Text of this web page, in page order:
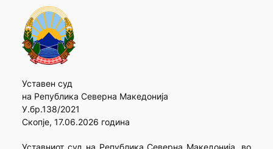
Уставен суд
на Република Северна Македонија
У.бр.138/2021
Скопје, 17.06.2026 година